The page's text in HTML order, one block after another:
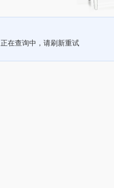
正在查询中，请刷新重试